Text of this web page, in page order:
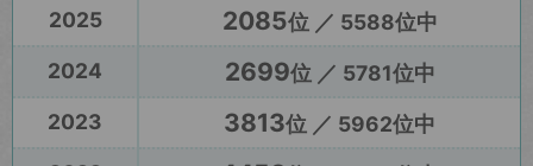
2025 2085位 ／ 5588位中
2024
2699位 ／ 5781位中
2023
3813位 ／ 5962位中